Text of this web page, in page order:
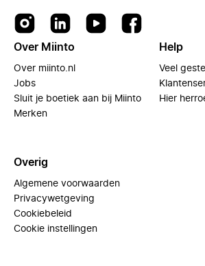
Over Miinto
Over miinto.nl
Jobs
Sluit je boetiek aan bij Miinto
Merken
Help
Veel
Hier
Overig
Algemene voorwaarden
Privacywetgeving
Cookiebeleid
Cookie instellingen